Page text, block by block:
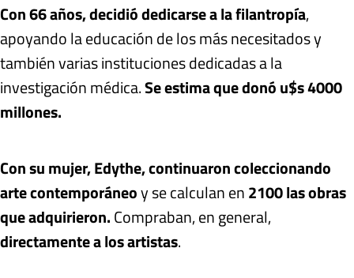
Con 66 años, decidió dedicarse a la filantropía,
apoyando la educación de los más necesitados y
también varias instituciones dedicadas a la
investigación médica.Se estima que donó u$s 4000
millones.
Con su mujer, Edythe, continuaron coleccionando
arte contemporáneoy se calculan en2100 las obras
que adquirieron.Compraban, en general,
directamente a los artistas.